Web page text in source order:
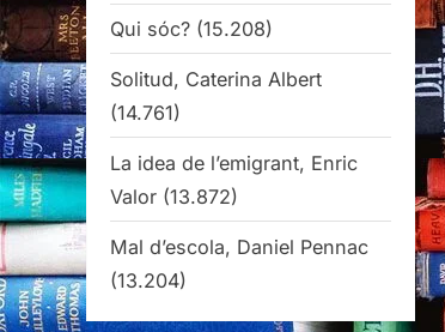
Qui sóc? (15.208)
Solitud, Caterina Albert
(14.761)
La idea de l’emigrant, Enric
Valor (13.872)
Mal d’escola, Daniel Pennac
(13.204)